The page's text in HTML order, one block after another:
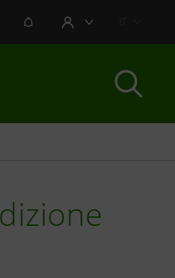
NOTIFICHEAREA UTENTE